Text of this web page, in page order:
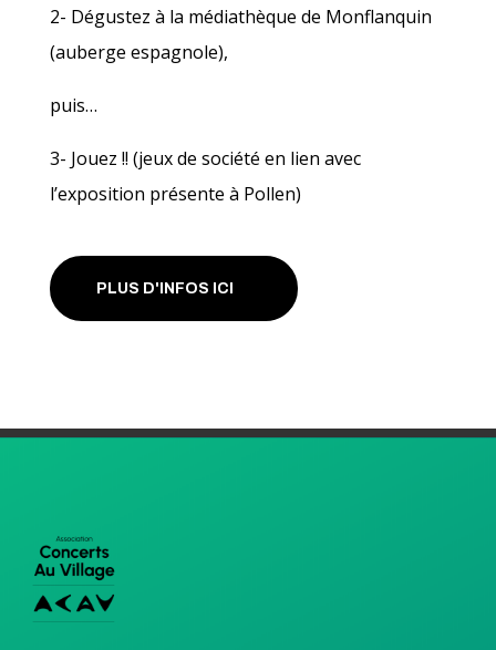
2- Dégustez à la médiathèque de Monflanquin
(auberge espagnole),
puis…
3- Jouez !! (jeux de société en lien avec
l’exposition présente à Pollen)
PLUS D'INFOS ICI